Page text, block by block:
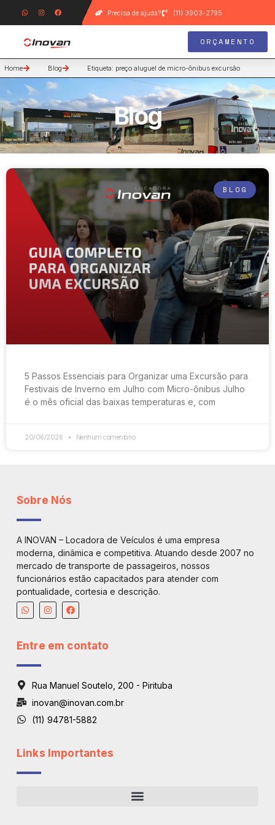
Precisa de ajuda? (11) 3903-2795
ORÇAMENTO
Home Blog Etiqueta: preço aluguel de micro-ônibus excursão
Blog
BLOG
5 Passos Essenciais para Organizar uma Excursão para
Festivais de Inverno em Julho com Micro-ônibus Julho
é o mês oficial das baixas temperaturas e, com
20/06/2026 Nenhum comentário
Sobre Nós
A INOVAN – Locadora de Veículos é uma empresa
moderna, dinâmica e competitiva. Atuando desde 2007 no
mercado de transporte de passageiros, nossos
funcionários estão capacitados para atender com
pontualidade, cortesia e descrição.
Entre em contato
Rua Manuel Soutelo, 200 - Pirituba
inovan@inovan.com.br
(11) 94781-5882
Links Importantes